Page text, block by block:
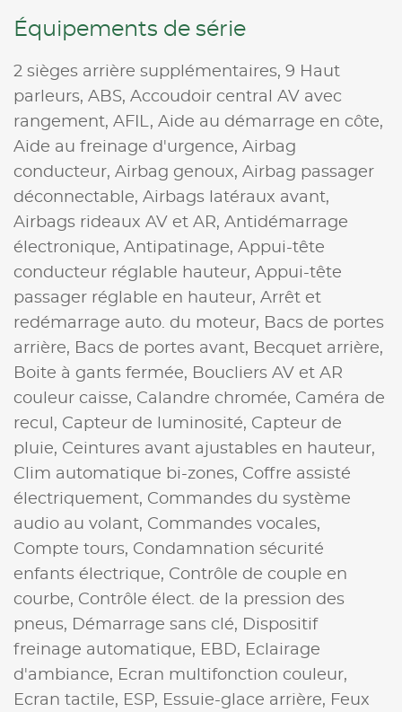
Équipements de série
2 sièges arrière supplémentaires, 9 Haut
parleurs, ABS, Accoudoir central AV avec
rangement, AFIL, Aide au démarrage en côte,
Aide au freinage d'urgence, Airbag
conducteur, Airbag genoux, Airbag passager
déconnectable, Airbags latéraux avant,
Airbags rideaux AV et AR, Antidémarrage
électronique, Antipatinage, Appui-tête
conducteur réglable hauteur, Appui-tête
passager réglable en hauteur, Arrêt et
redémarrage auto. du moteur, Bacs de portes
arrière, Bacs de portes avant, Becquet arrière,
Boite à gants fermée, Boucliers AV et AR
couleur caisse, Calandre chromée, Caméra de
recul, Capteur de luminosité, Capteur de
pluie, Ceintures avant ajustables en hauteur,
Clim automatique bi-zones, Coffre assisté
électriquement, Commandes du système
audio au volant, Commandes vocales,
Compte tours, Condamnation sécurité
enfants électrique, Contrôle de couple en
courbe, Contrôle élect. de la pression des
pneus,
Démarrage sans clé,
Dispositif
freinage automatique, EBD, Eclairage
d'ambiance, Ecran multifonction couleur,
Ecran tactile, ESP, Essuie-glace arrière, Feux